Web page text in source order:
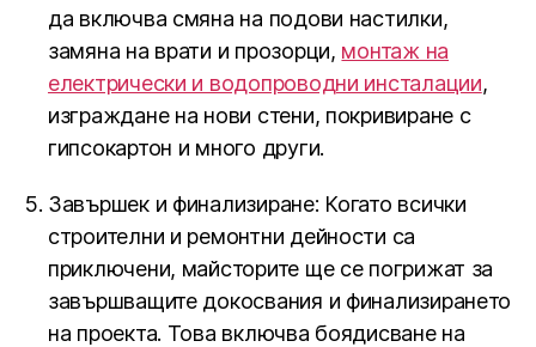
да включва смяна на подови настилки,
замяна на врати и прозорци, монтаж на
електрически и водопроводни инсталации,
изграждане на нови стени, покривиране с
гипсокартон и много други.
Завършек и финализиране: Когато всички
строителни и ремонтни дейности са
приключени, майсторите ще се погрижат за
завършващите докосвания и финализирането
на проекта. Това включва боядисване на